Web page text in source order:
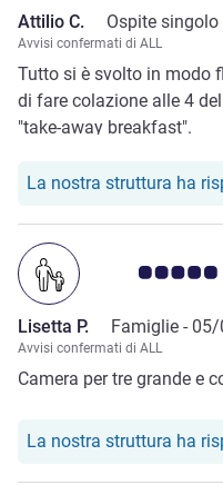
Attilio C. Ospite singolo
Avvisi confermati di ALL
Tutto si è svolto in modo
di fare colazione alle 4
"take-away breakfast".
La nostra struttura ha
Giudizio clienti
Lisetta P. Famiglie -
Avvisi confermati di ALL
Camera per tre grande e
La nostra struttura ha